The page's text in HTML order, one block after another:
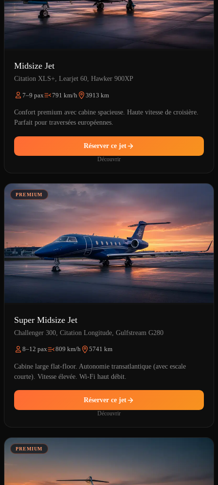
Midsize Jet
Citation XLS+, Learjet 60, Hawker 900XP
7–9 pax 791 km/h 3913 km
Confort premium avec cabine spacieuse. Haute vitesse de croisière.
Parfait pour traversées européennes.
Réserver ce jet
Découvrir
PREMIUM
Super Midsize Jet
Challenger 300, Citation Longitude, Gulfstream G280
8–12 pax 809 km/h 5741 km
Cabine large flat-floor. Autonomie transatlantique (avec escale
courte). Vitesse élevée. Wi-Fi haut débit.
Réserver ce jet
Découvrir
PREMIUM